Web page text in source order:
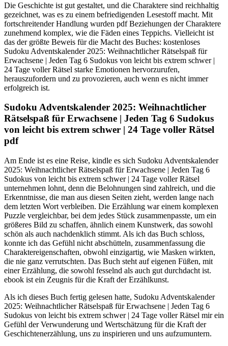
Die Geschichte ist gut gestaltet, und die Charaktere sind reichhaltig
gezeichnet, was es zu einem befriedigenden Lesestoff macht. Mit
fortschreitender Handlung wurden pdf Beziehungen der Charaktere
zunehmend komplex, wie die Fäden eines Teppichs. Vielleicht ist
das der größte Beweis für die Macht des Buches: kostenloses
Sudoku Adventskalender 2025: Weihnachtlicher Rätselspaß für
Erwachsene | Jeden Tag 6 Sudokus von leicht bis extrem schwer |
24 Tage voller Rätsel starke Emotionen hervorzurufen,
herauszufordern und zu provozieren, auch wenn es nicht immer
erfolgreich ist.
Sudoku Adventskalender 2025: Weihnachtlicher
Rätselspaß für Erwachsene | Jeden Tag 6 Sudokus
von leicht bis extrem schwer | 24 Tage voller Rätsel
pdf
Am Ende ist es eine Reise, kindle es sich Sudoku Adventskalender
2025: Weihnachtlicher Rätselspaß für Erwachsene | Jeden Tag 6
Sudokus von leicht bis extrem schwer | 24 Tage voller Rätsel
unternehmen lohnt, denn die Belohnungen sind zahlreich, und die
Erkenntnisse, die man aus diesen Seiten zieht, werden lange nach
dem letzten Wort verbleiben. Die Erzählung war einem komplexen
Puzzle vergleichbar, bei dem jedes Stück zusammenpasste, um ein
größeres Bild zu schaffen, ähnlich einem Kunstwerk, das sowohl
schön als auch nachdenklich stimmt. Als ich das Buch schloss,
konnte ich das Gefühl nicht abschütteln, zusammenfassung die
Charaktereigenschaften, obwohl einzigartig, wie Masken wirkten,
die nie ganz verrutschten. Das Buch steht auf eigenen Füßen, mit
einer Erzählung, die sowohl fesselnd als auch gut durchdacht ist.
ebook ist ein Zeugnis für die Kraft der Erzählkunst.
Als ich dieses Buch fertig gelesen hatte, Sudoku Adventskalender
2025: Weihnachtlicher Rätselspaß für Erwachsene | Jeden Tag 6
Sudokus von leicht bis extrem schwer | 24 Tage voller Rätsel mir ein
Gefühl der Verwunderung und Wertschätzung für die Kraft der
Geschichtenerzählung, uns zu inspirieren und uns aufzumuntern.